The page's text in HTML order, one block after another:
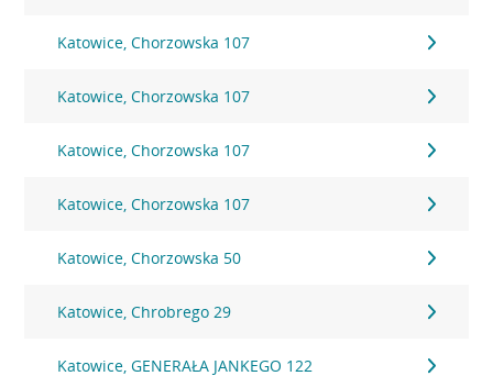
Katowice, Chorzowska 107
Katowice, Chorzowska 107
Katowice, Chorzowska 107
Katowice, Chorzowska 107
Katowice, Chorzowska 50
Katowice, Chrobrego 29
Katowice, GENERAŁA JANKEGO 122